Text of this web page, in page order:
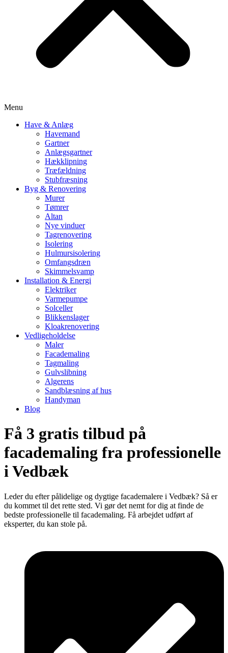
Menu
Have & Anlæg
Havemand
Gartner
Anlægsgartner
Hækklipning
Træfældning
Stubfræsning
Byg & Renovering
Murer
Tømrer
Altan
Nye vinduer
Tagrenovering
Isolering
Hulmursisolering
Omfangsdræn
Skimmelsvamp
Installation & Energi
Elektriker
Varmepumpe
Solceller
Blikkenslager
Kloakrenovering
Vedligeholdelse
Maler
Facademaling
Tagmaling
Gulvslibning
Algerens
Sandblæsning af hus
Handyman
Blog
Få 3 gratis tilbud på
facademaling fra professionelle
i Vedbæk
Leder du efter pålidelige og dygtige facademalere i Vedbæk? Så er
du kommet til det rette sted. Vi gør det nemt for dig at finde de
bedste professionelle til facademaling. Få arbejdet udført af
eksperter, du kan stole på.